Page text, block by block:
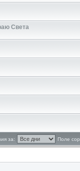
Света
за: Поле